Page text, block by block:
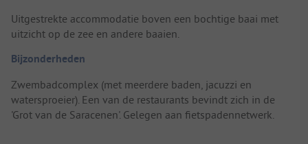
Uitgestrekte accommodatie boven een bochtige baai met
uitzicht op de zee en andere baaien.
Bijzonderheden
Zwembadcomplex (met meerdere baden, jacuzzi en
watersproeier). Een van de restaurants bevindt zich in de
'Grot van de Saracenen'. Gelegen aan fietspadennetwerk.